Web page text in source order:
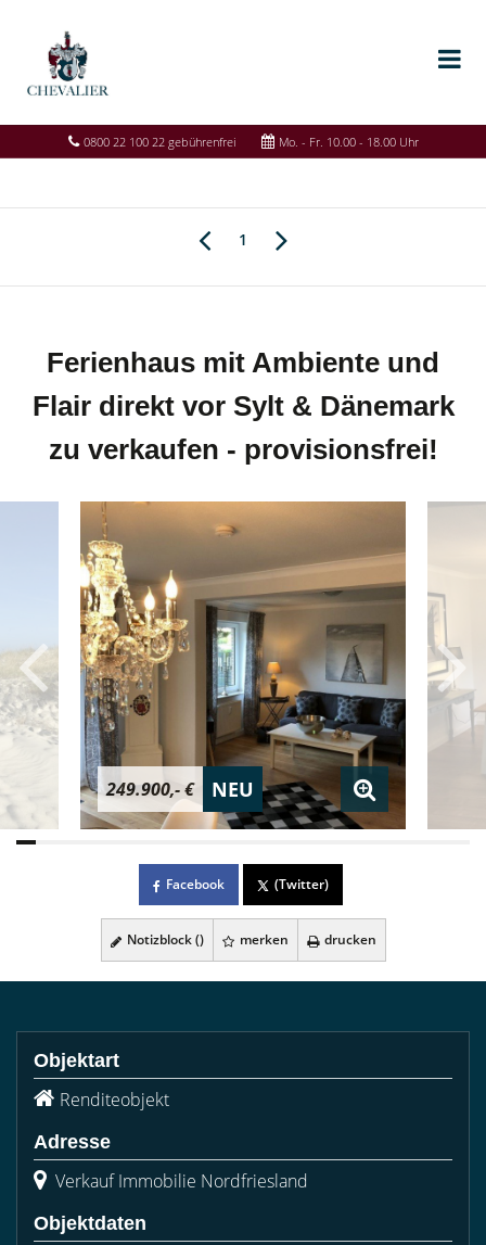
0800 22 100 22 gebührenfrei Mo. - Fr. 10.00 - 18.00 Uhr
1
Ferienhaus mit Ambiente und
Flair direkt vor Sylt & Dänemark
zu verkaufen - provisionsfrei!
249.900,- € NEU
Facebook (Twitter)
Notizblock () merken drucken
Objektart
Renditeobjekt
Adresse
Verkauf Immobilie Nordfriesland
Objektdaten